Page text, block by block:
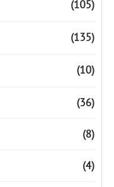
(105)
(135)
(10)
(36)
(8)
(4)